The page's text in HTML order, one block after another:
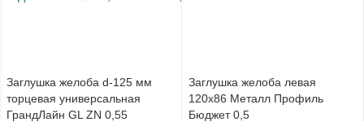
Заглушка желоба d-125 мм
торцевая универсальная
ГрандЛайн GL ZN 0,55
Заглушка желоба левая
120x86 Металл Профиль
Бюджет 0,5